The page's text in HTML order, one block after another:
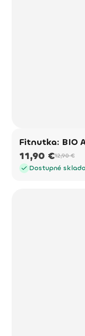
Fitnutka: BIO
11,90 €12,90 €
Dostupné